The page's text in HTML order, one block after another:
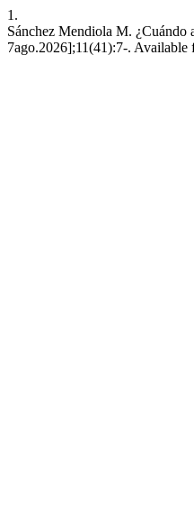
1.
Sánchez Mendiola M. ¿Cuándo
7ago.2026];11(41):7-.